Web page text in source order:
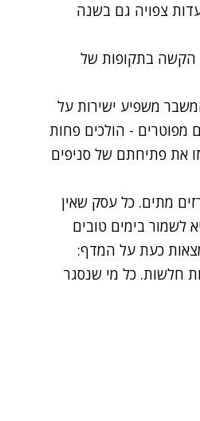
צפויה גם בשנה
הקשה בתקופות של
משפיע ישירות על
מפוטרים - הולכים פחות
את פתיחתם של סניפים
מתים. כל עסק שאין
לשמור בימים טובים
כעת על המדף:
חלשות. כל מי שנסגר